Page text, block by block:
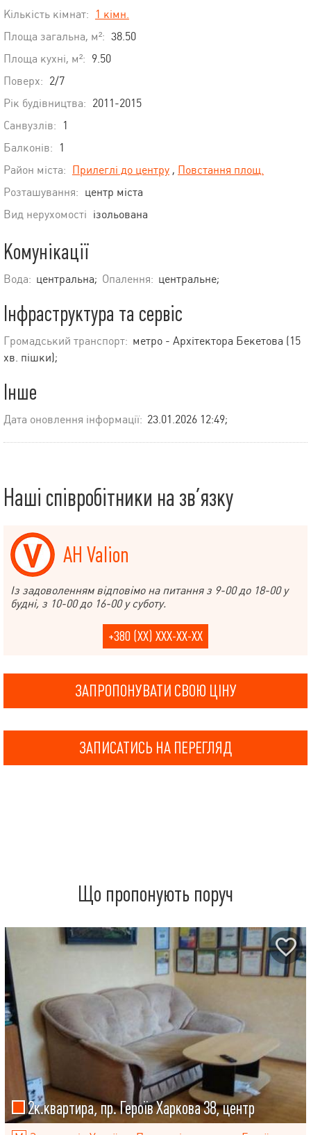
Кількість кімнат:
1 кімн.
Площа загальна, м²: 38.50
Площа кухні, м²: 9.50
Поверх: 2/7
Рік будівництва: 2011-2015
Санвузлів:
1
Балконів:
1
Район міста: Прилеглі до центру , Повстання площ.
Розташування: центр міста
Вид нерухомості ізольована
Комунікації
Вода: центральна; Опалення: центральне;
Інфраструктура та сервіс
Громадський транспорт: метро - Архітектора Бекетова (15
хв. пішки);
Інше
Дата оновлення інформації: 23.01.2026 12:49;
Наші співробітники на зв’язку
АН Valion
Із задоволенням відповімо на питання з 9-00 до 18-00 у
будні, з 10-00 до 16-00 у суботу.
+380 (XX) XXX-XX-XX
ЗАПРОПОНУВАТИ СВОЮ ЦІНУ
ЗАПИСАТИСЬ НА ПЕРЕГЛЯД
Що пропонують поруч
2к.квартира, пр. Героїв Харкова 38, центр